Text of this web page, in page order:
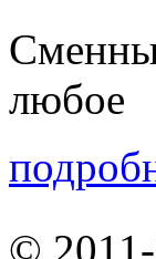
любое
©